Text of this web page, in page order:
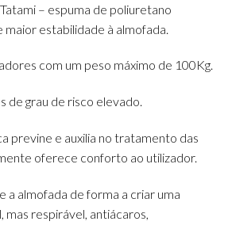
– espuma de poliuretano
estabilidade à almofada.
com um peso máximo de 100Kg.
de grau de risco elevado.
previne e auxilia no tratamento das
oferece conforto ao utilizador.
a almofada de forma a criar uma
respirável, antiácaros,